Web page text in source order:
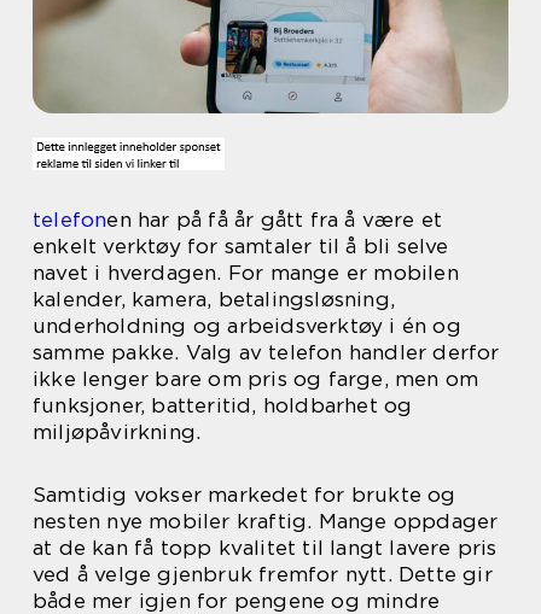
telefonen har på få år gått fra å være et
enkelt verktøy for samtaler til å bli selve
navet i hverdagen. For mange er mobilen
kalender, kamera, betalingsløsning,
underholdning og arbeidsverktøy i én og
samme pakke. Valg av telefon handler derfor
ikke lenger bare om pris og farge, men om
funksjoner, batteritid, holdbarhet og
miljøpåvirkning.
Samtidig vokser markedet for brukte og
nesten nye mobiler kraftig. Mange oppdager
at de kan få topp kvalitet til langt lavere pris
ved å velge gjenbruk fremfor nytt. Dette gir
både mer igjen for pengene og mindre